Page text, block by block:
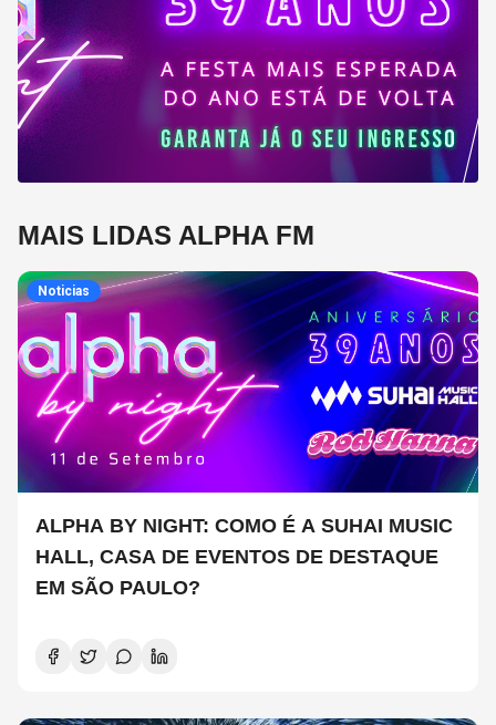
MAIS LIDAS ALPHA FM
Noticias
ALPHA BY NIGHT: COMO É A SUHAI MUSIC
HALL, CASA DE EVENTOS DE DESTAQUE
EM SÃO PAULO?